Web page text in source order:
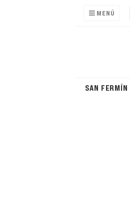
MENÚ
SAN FERMÍN